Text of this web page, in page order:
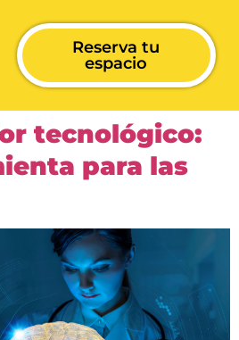
Reserva tu
espacio
tecnológico:
para las